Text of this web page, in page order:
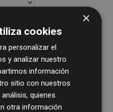
bibliobus
×
cookies
personalizar el
y analizar nuestro
información
sitio con nuestros
quienes
otra información